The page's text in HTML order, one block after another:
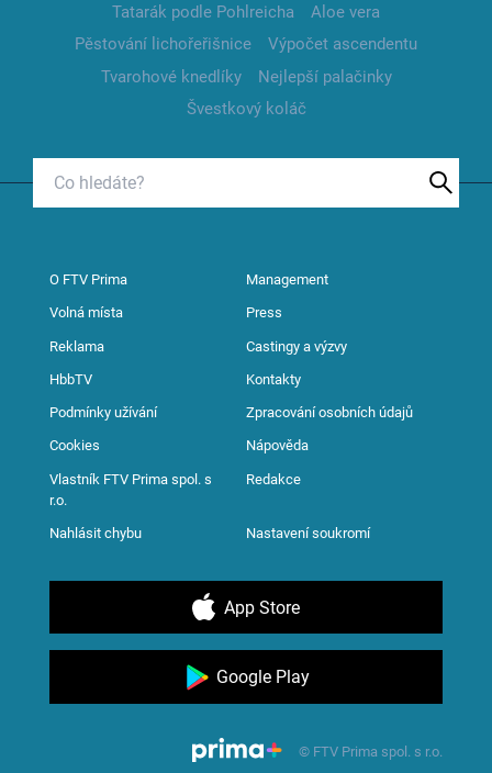
Tatarák podle Pohlreicha
Aloe vera
Pěstování lichořeřišnice
Výpočet ascendentu
Tvarohové knedlíky
Nejlepší palačinky
Švestkový koláč
O FTV Prima Management
Volná místa Press
Reklama Castingy a výzvy
HbbTV Kontakty
Podmínky užívání Zpracování osobních údajů
Cookies Nápověda
Vlastník FTV Prima spol. s
r.o.
Redakce
Nahlásit chybu Nastavení soukromí
App Store
Google Play
© FTV Prima spol. s r.o.